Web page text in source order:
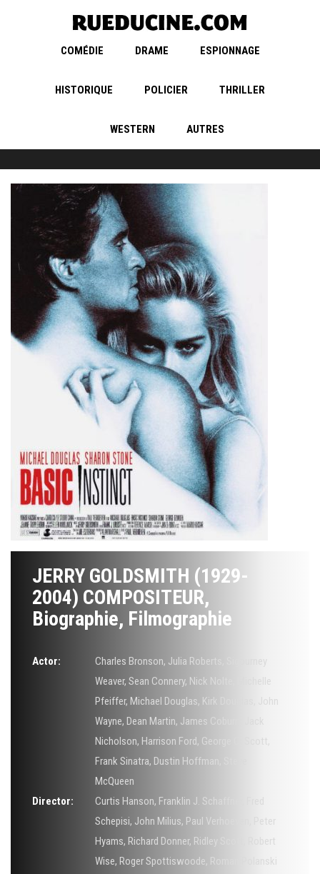
COMÉDIE DRAME ESPIONNAGE
HISTORIQUE POLICIER THRILLER
WESTERN AUTRES
JERRY GOLDSMITH (1929-
2004) COMPOSITEUR,
Biographie, Filmographie
Actor: Charles Bronson, Julia Roberts
Weaver, Sean Connery, Nick Nolte
Pfeiffer, Michael Douglas, Kirk Douglas
John
Wayne, Dean Martin, James Coburn
Nicholson, Harrison Ford, George C. Scott
Frank Sinatra, Dustin Hoffman
McQueen
Director:
Curtis Hanson, Franklin J. Schaffner
Schepisi, John Milius, Paul Verhoeven
Peter
Hyams, Richard Donner, Ridley Scott
Robert
Wise, Roger Spottiswoode, Roman Polanski